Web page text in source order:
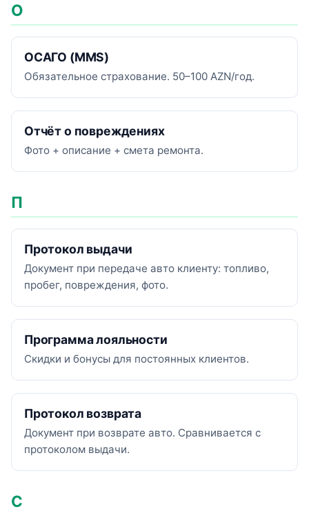
О
ОСАГО (МMS)
Обязательное страхование. 50–100 AZN/год.
Отчёт о повреждениях
Фото + описание + смета ремонта.
П
Протокол выдачи
Документ при передаче авто клиенту: топливо,
пробег, повреждения, фото.
Программа лояльности
Скидки и бонусы для постоянных клиентов.
Протокол возврата
Документ при возврате авто. Сравнивается с
протоколом выдачи.
С